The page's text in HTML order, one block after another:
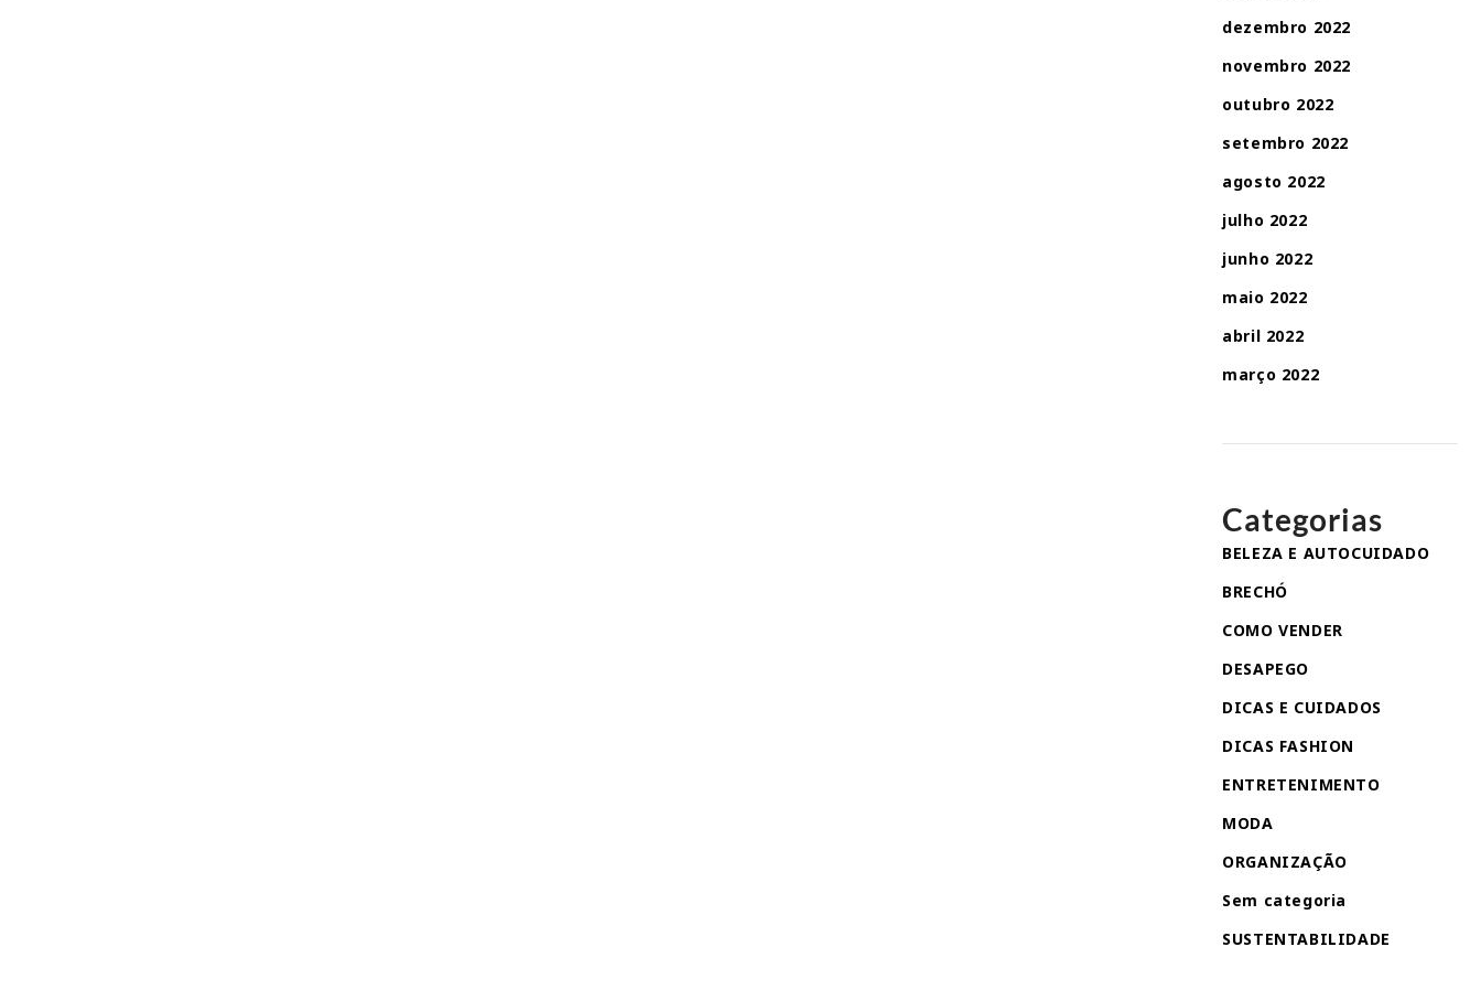
dezembro 2022
novembro 2022
outubro 2022
setembro 2022
agosto 2022
julho 2022
junho 2022
maio 2022
abril 2022
março 2022
Categorias
BELEZA E AUTOCUIDADO
BRECHÓ
COMO VENDER
DESAPEGO
DICAS E CUIDADOS
DICAS FASHION
ENTRETENIMENTO
MODA
ORGANIZAÇÃO
Sem categoria
SUSTENTABILIDADE